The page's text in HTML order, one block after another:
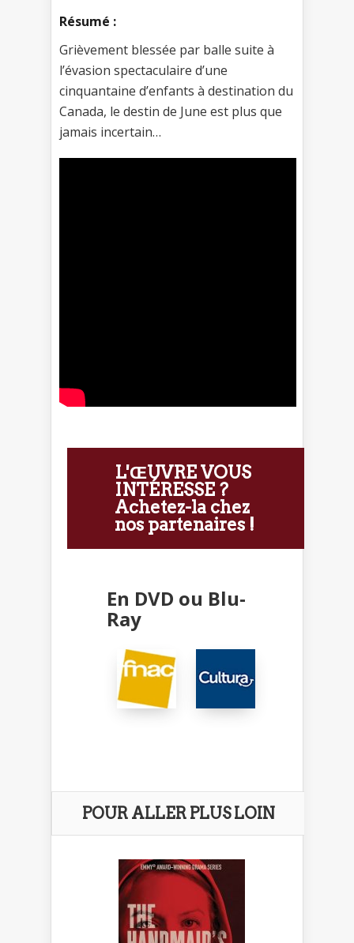
Résumé :
Grièvement blessée par balle suite à
l’évasion spectaculaire d’une
cinquantaine d’enfants à destination du
Canada, le destin de June est plus que
jamais incertain…
L'ŒUVRE VOUS
INTÉRESSE ?
Achetez-la chez
nos partenaires !
En DVD ou Blu-
Ray
POUR ALLER PLUS LOIN